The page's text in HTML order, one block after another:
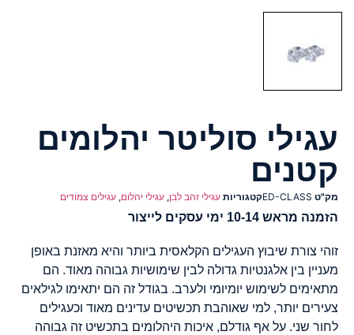
עגילי סוליטר יהלומים
קטנים
מק"ט ED-CLASSקטגוריות עגילי זהב לבן, עגילי יהלום, עגילים צמודים
הזמנה מראש 10-14 ימי עסקים לייצור
זוהי צורת שיבוץ העגילים הקלאסית ביותר והיא מאזנת באופן
מעניין בין אלגנטיות גדולה לבין שימושיות גבוהה מאוד. הם
מתאימים לשימוש יומיומי ולערב. בגודל זה הם יתאימו לגילאים
צעירים יותר, למי שאוהבת תכשיטים עדינים מאוד וכעגילים
לחור שני. על אף גודלם, איכות היהלומים בתכשיט זה גבוהה